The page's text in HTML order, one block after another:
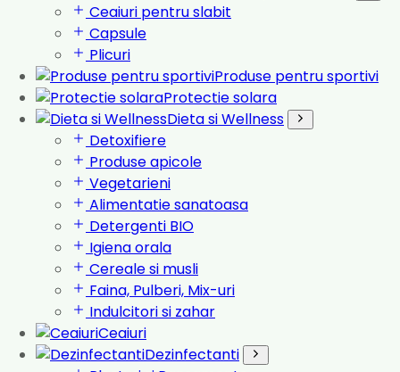
Ceaiuri pentru slabit
Capsule
Plicuri
Produse pentru sportivi
Protectie solara
Dieta si Wellness
Detoxifiere
Produse apicole
Vegetarieni
Alimentatie sanatoasa
Detergenti BIO
Igiena orala
Cereale si musli
Faina, Pulberi, Mix-uri
Indulcitori si zahar
Ceaiuri
Dezinfectanti